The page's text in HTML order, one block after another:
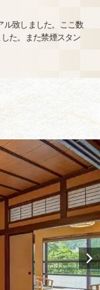
ル致しました。ここ数
た。また禁煙スタン